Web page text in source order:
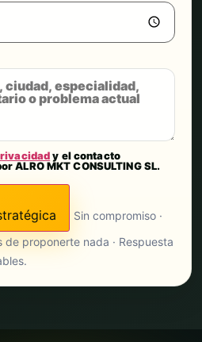
y el contacto
ALRO MKT CONSULTING SL.
Sin compromiso ·
de proponerte nada · Respuesta